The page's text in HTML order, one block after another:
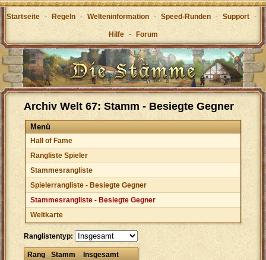
Startseite - Regeln - Welteninformation - Speed-Runden - Support -
Hilfe - Forum
Archiv Welt 67: Stamm - Besiegte Gegner
Menü
Hall of Fame
Rangliste Spieler
Stammesrangliste
Spielerrangliste - Besiegte Gegner
Stammesrangliste - Besiegte Gegner
Weltkarte
Ranglistentyp:
Rang Stamm
Insgesamt